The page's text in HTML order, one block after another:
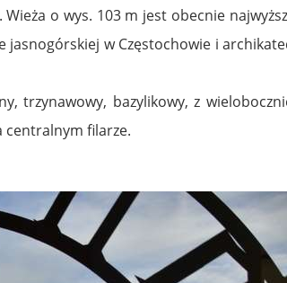
o wys. 103 m jest obecnie
w Częstochowie i
trzynawowy, bazylikowy, z
centralnym filarze.